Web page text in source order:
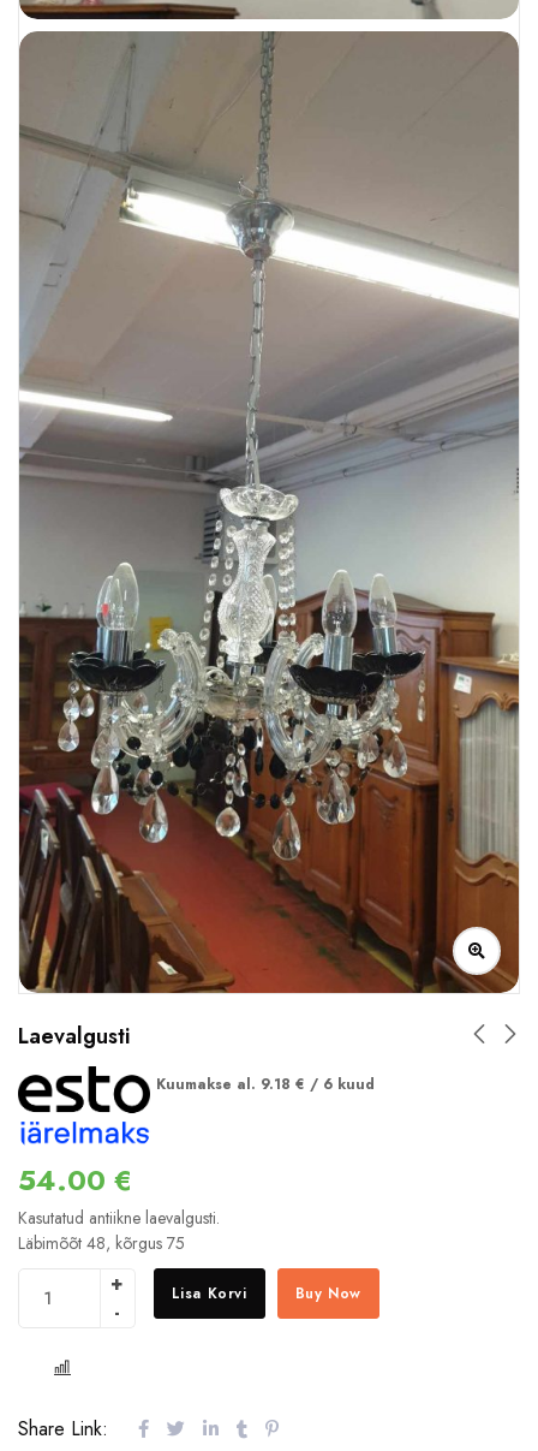
Laevalgusti
Kuumakse al. 9.18 € / 6 kuud
54.00 €
Kasutatud antiikne laevalgusti.
Läbimõõt 48, kõrgus 75
Lisa Korvi Buy Now
Share Link: